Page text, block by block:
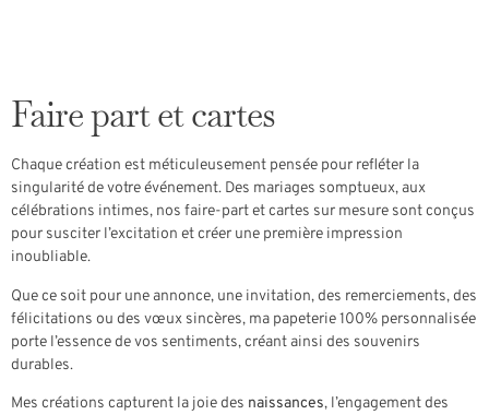
Faire part et cartes
Chaque création est méticuleusement pensée pour refléter la
singularité de votre événement. Des mariages somptueux, aux
célébrations intimes, nos faire-part et cartes sur mesure sont conçus
pour susciter l’excitation et créer une première impression
inoubliable.
Que ce soit pour une annonce, une invitation, des remerciements, des
félicitations ou des vœux sincères, ma papeterie 100% personnalisée
porte l’essence de vos sentiments, créant ainsi des souvenirs
durables.
Mes créations capturent la joie des naissances, l’engagement des